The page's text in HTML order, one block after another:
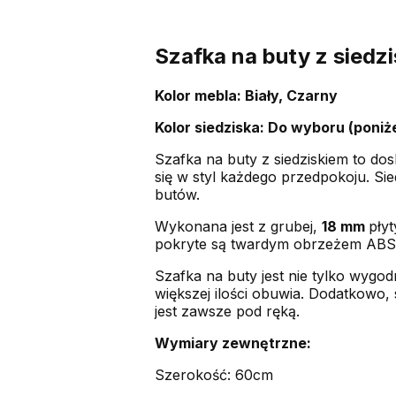
Szafka na buty z
Kolor mebla: Biały, Czarny
Kolor siedziska: Do wyboru
Szafka na buty z siedziskiem to
się w styl każdego przedpokoju.
butów.
Wykonana jest z grubej, 18 mm
pokryte są twardym obrzeżem
Szafka na buty jest nie tylko
większej ilości obuwia.
jest zawsze pod ręką.
Wymiary zewnętrzne:
Szerokość: 60cm